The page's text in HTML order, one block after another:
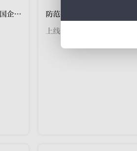
防范化解金融风险的工作要求
上线日期：2026-04-24